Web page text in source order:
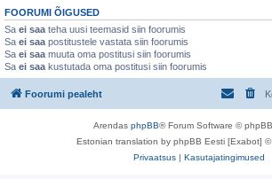
FOORUMI ÕIGUSED
Sa ei saa teha uusi teemasid siin foorumis
Sa ei saa postitustele vastata siin foorumis
Sa ei saa muuta oma postitusi siin foorumis
Sa ei saa kustutada oma postitusi siin foorumis
Foorumi pealeht
Arendas phpBB® Forum Software ©
Estonian translation by phpBB Eesti [Exabot]
Privaatsus | Kasutajatingimused